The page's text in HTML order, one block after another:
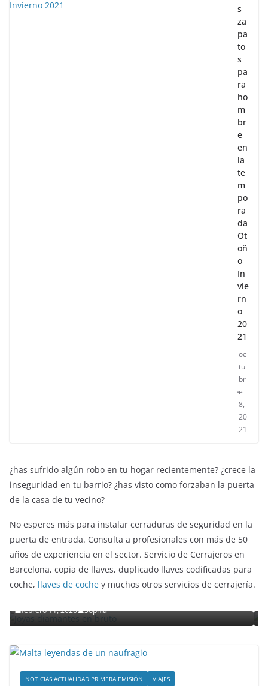
Lo
s
za
pa
to
s
pa
ra
ho
m
br
e
en
la
te
m
po
ra
da
Ot
oñ
o
In
vie
rn
o
20
oc
tu
br
e
8,
20
¿has sufrido algún robo en tu hogar recientemente? ¿crece la
inseguridad en tu barrio? ¿has visto como forzaban la puerta
No esperes más para instalar cerraduras de seguridad en la
puerta de entrada. Consulta a profesionales con más de 50
años de experiencia en el sector. Servicio de Cerrajeros en
Barcelona, copia de llaves, duplicado llaves codificadas para
ENTRETENIMIENTO Y CURIOSIDADES
Slender Man llega al cine
enero 3, 2018 Grecia Cortez